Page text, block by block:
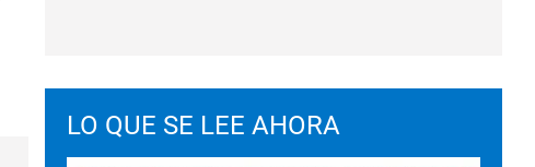
LO QUE SE LEE AHORA